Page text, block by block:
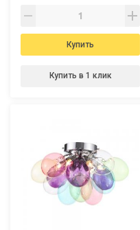
Купить
Купить в 1 клик